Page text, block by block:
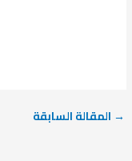
→ المقالة السابقة